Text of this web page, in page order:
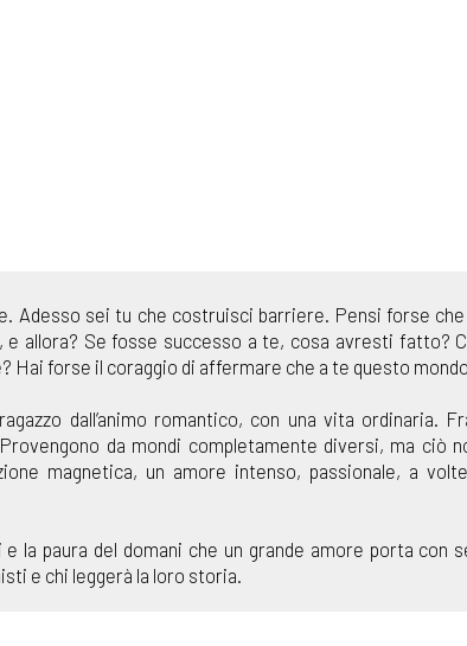
Adesso sei tu che costruisci barriere. Pensi forse
allora? Se fosse successo a te, cosa avresti fatto?
Hai forse il coraggio di affermare che a te questo
dall’animo romantico, con una vita ordinaria.
da mondi completamente diversi, ma ciò
magnetica, un amore intenso, passionale, a
paura del domani che un grande amore porta con
e chi leggerà la loro storia.